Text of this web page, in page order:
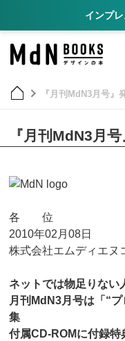
インプ
『月刊MdN3月号』
『月刊MdN3月
各 位
2010年02月08日
株式会社エムディエヌ
ネットでは物足りない
月刊MdN3月号は「“
集
付属CD-ROMに付録特